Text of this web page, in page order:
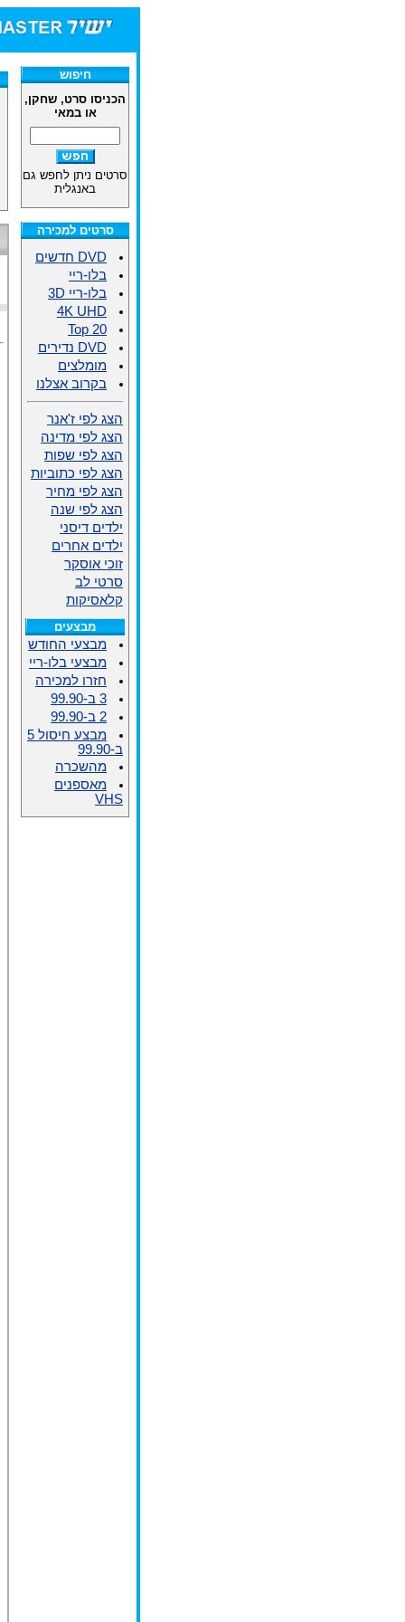
חיפוש
הכניסו סרט, שחקן,
או במאי
סרטים ניתן לחפש גם
באנגלית
סרטים למכירה
DVD חדשים
בלו-ריי
בלו-ריי 3D
4K UHD
Top 20
DVD נדירים
מומלצים
בקרוב אצלנו
הצג לפי ז'אנר
הצג לפי מדינה
הצג לפי שפות
הצג לפי כתוביות
הצג לפי מחיר
הצג לפי שנה
ילדים דיסני
ילדים אחרים
זוכי אוסקר
סרטי לב
קלאסיקות
מבצעים
מבצעי החודש
מבצעי בלו-ריי
חזרו למכירה
3 ב-99.90
2 ב-99.90
מבצע חיסול 5
ב-99.90
מהשכרה
מאספנים
VHS